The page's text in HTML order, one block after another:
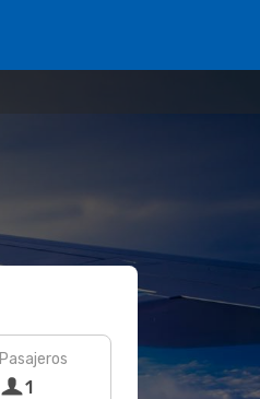
Pasajeros
1